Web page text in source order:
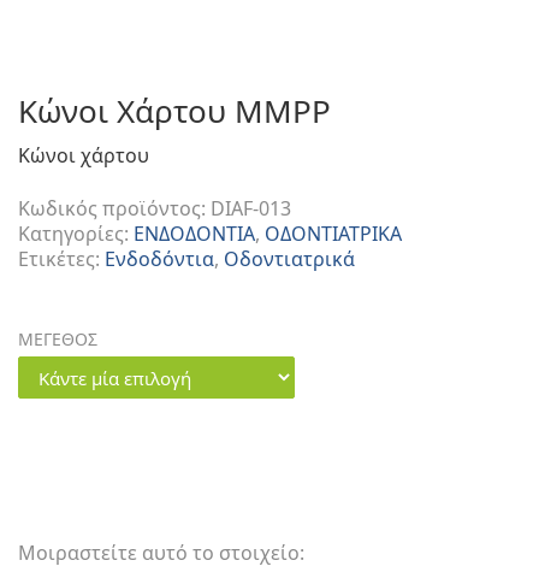
Κώνοι Χάρτου MMPP
Κώνοι χάρτου
Κωδικός προϊόντος: DIAF-013
Κατηγορίες: ΕΝΔΟΔΟΝΤΙΑ, ΟΔΟΝΤΙΑΤΡΙΚΑ
Ετικέτες: Ενδοδόντια, Οδοντιατρικά
ΜΕΓΕΘΟΣ
Μοιραστείτε αυτό το στοιχείο: